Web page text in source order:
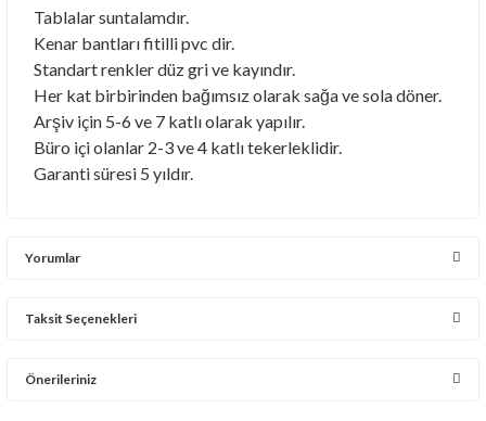
Yorumlar
Taksit Seçenekleri
Önerileriniz